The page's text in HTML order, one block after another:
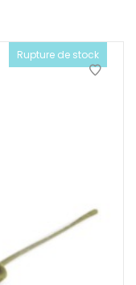
Rupture de stock